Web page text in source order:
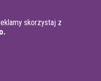
skorzystaj z